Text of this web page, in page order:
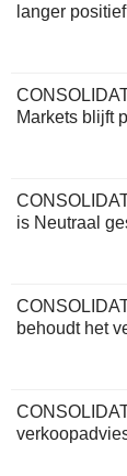
langer
Markets blijft
is Neutraal
behoudt het